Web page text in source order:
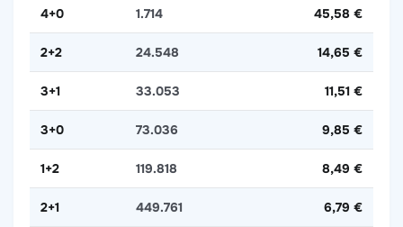
4+0 1.714 45,58 €
2+2 24.548 14,65 €
3+1 33.053 11,51 €
3+0 73.036 9,85 €
1+2 119.818 8,49 €
2+1 449.761 6,79 €